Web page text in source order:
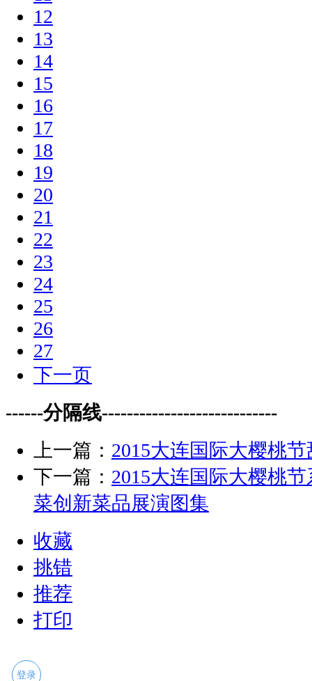
12
13
14
15
16
17
18
19
20
21
22
23
24
25
26
27
下一页
------分隔线----------------------------
上一篇： 2015大连国际大樱桃
下一篇： 2015大连国际大樱桃
菜创新菜品展演图集
收藏
挑错
推荐
打印
登录